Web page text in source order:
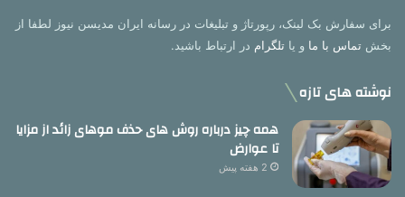
برای سفارش بک لینک، رپورتاژ و تبلیغات در رسانه ایران مدیسن نیوز لطفا از
بخش تماس با ما و یا تلگرام در ارتباط باشید.
نوشته های تازه
همه چیز درباره روش های حذف موهای زائد از مزایا
تا عوارض
2 هفته پیش